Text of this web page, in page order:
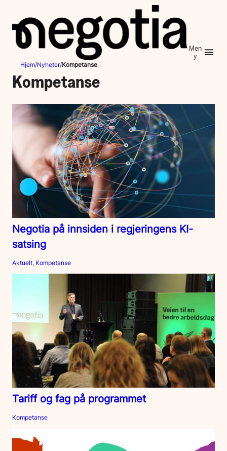
innhold
Men
y
Hjem/Nyheter/Kompetanse
Kompetanse
Negotia på innsiden i regjeringens KI-
satsing
Aktuelt, Kompetanse
Tariff og fag på programmet
Kompetanse